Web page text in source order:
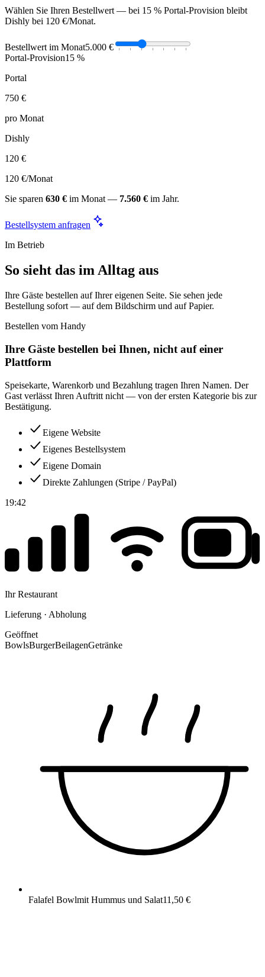
Wählen Sie Ihren Bestellwert — bei 15 % Portal-Provision bleibt
Dishly bei 120 €/Monat.
Bestellwert im Monat5.000 €
Portal-Provision15 %
Portal
750 €
pro Monat
Dishly
120 €
120 €/Monat
Sie sparen 630 € im Monat — 7.560 € im Jahr.
Bestellsystem anfragen
Im Betrieb
So sieht das im Alltag aus
Ihre Gäste bestellen auf Ihrer eigenen Seite. Sie sehen jede
Bestellung sofort — auf dem Bildschirm und auf Papier.
Bestellen vom Handy
Ihre Gäste bestellen bei Ihnen, nicht auf einer
Plattform
Speisekarte, Warenkorb und Bezahlung tragen Ihren Namen. Der
Gast verlässt Ihren Auftritt nicht — von der ersten Kategorie bis zur
Bestätigung.
Eigene Website
Eigenes Bestellsystem
Eigene Domain
Direkte Zahlungen (Stripe / PayPal)
19:42
Ihr Restaurant
Lieferung · Abholung
Geöffnet
BowlsBurgerBeilagenGetränke
Falafel Bowlmit Hummus und Salat11,50 €